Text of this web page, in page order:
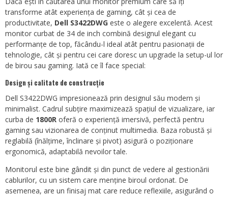
transforme atât experiența de gaming, cât și cea de
productivitate, Dell S3422DWG este o alegere excelentă. Acest
monitor curbat de 34 de inch combină designul elegant cu
performanțe de top, făcându-l ideal atât pentru pasionații de
tehnologie, cât și pentru cei care doresc un upgrade la setup-ul lor
de birou sau gaming. Iată ce îl face special:
Design și calitate de construcție
Dell S3422DWG impresionează prin designul său modern și
minimalist. Cadrul subțire maximizează spațiul de vizualizare, iar
curba de 1800R oferă o experiență imersivă, perfectă pentru
gaming sau vizionarea de conținut multimedia. Baza robustă și
reglabilă (înălțime, înclinare și pivot) asigură o poziționare
ergonomică, adaptabilă nevoilor tale.
Monitorul este bine gândit și din punct de vedere al gestionării
cablurilor, cu un sistem care menține biroul ordonat. De
asemenea, are un finisaj mat care reduce reflexiile, asigurând o